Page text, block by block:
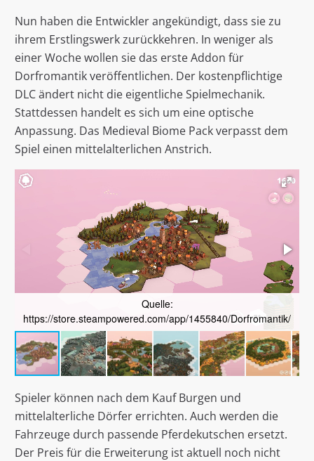
Nun haben die Entwickler angekündigt, dass sie zu
ihrem Erstlingswerk zurückkehren. In weniger als
einer Woche wollen sie das erste Addon für
Dorfromantik veröffentlichen. Der kostenpflichtige
DLC ändert nicht die eigentliche Spielmechanik.
Stattdessen handelt es sich um eine optische
Anpassung. Das Medieval Biome Pack verpasst dem
Spiel einen mittelalterlichen Anstrich.
Quelle:
https://store.steampowered.com/app/1455840/Dorfromantik/
Spieler können nach dem Kauf Burgen und
mittelalterliche Dörfer errichten. Auch werden die
Fahrzeuge durch passende Pferdekutschen ersetzt.
Der Preis für die Erweiterung ist aktuell noch nicht